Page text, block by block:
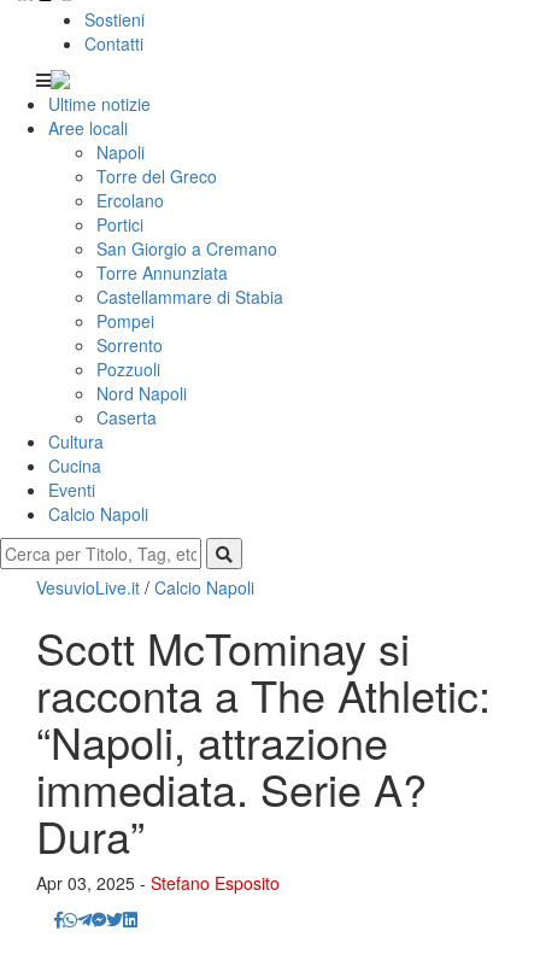
Sostieni
Contatti
Ultime notizie
Aree locali
Napoli
Torre del Greco
Ercolano
Portici
San Giorgio a Cremano
Torre Annunziata
Castellammare di Stabia
Pompei
Sorrento
Pozzuoli
Nord Napoli
Caserta
Cultura
Cucina
Eventi
Calcio Napoli
VesuvioLive.it / Calcio Napoli
Scott McTominay si
racconta a The Athletic:
“Napoli, attrazione
immediata. Serie A?
Dura”
Apr 03, 2025 - Stefano Esposito